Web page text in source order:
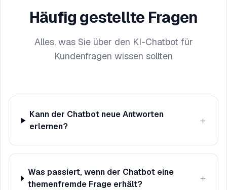
Häufig gestellte Fragen
Alles, was Sie über den KI-Chatbot für
Kundenfragen wissen sollten
Kann der Chatbot neue Antworten
erlernen?
+
Was passiert, wenn der Chatbot eine
themenfremde Frage erhält?
+